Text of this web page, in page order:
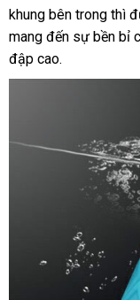
từ
khung bên trong tốt
nhất
thì
mang đến sự bền bỉ
đập cao.